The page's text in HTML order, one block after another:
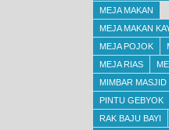
MEJA MAKAN
MEJA MAKAN
MEJA POJOK
MEJA RIAS
MIMBAR MASJID
PINTU GEBYOK
RAK BAJU BAYI